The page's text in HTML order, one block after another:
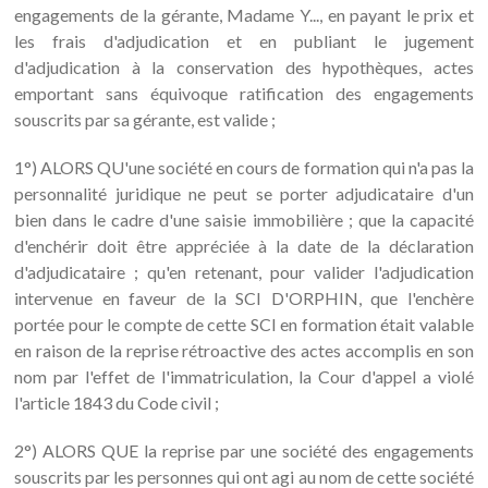
engagements de la gérante, Madame Y..., en payant le prix et
les frais d'adjudication et en publiant le jugement
d'adjudication à la conservation des hypothèques, actes
emportant sans équivoque ratification des engagements
souscrits par sa gérante, est valide ;
1°) ALORS QU'une société en cours de formation qui n'a pas la
personnalité juridique ne peut se porter adjudicataire d'un
bien dans le cadre d'une saisie immobilière ; que la capacité
d'enchérir doit être appréciée à la date de la déclaration
d'adjudicataire ; qu'en retenant, pour valider l'adjudication
intervenue en faveur de la SCI D'ORPHIN, que l'enchère
portée pour le compte de cette SCI en formation était valable
en raison de la reprise rétroactive des actes accomplis en son
nom par l'effet de l'immatriculation, la Cour d'appel a violé
l'article 1843 du Code civil ;
2°) ALORS QUE la reprise par une société des engagements
souscrits par les personnes qui ont agi au nom de cette société